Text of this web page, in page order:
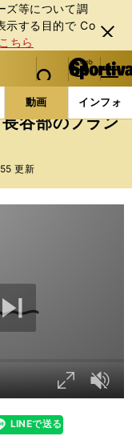
ズ等について調
⽰する⽬的で Co
ちら
閉じ
る
web Sportiva (webスポルティーバ)
検索
マイペ
ー
ジ
メニュ
動画 インフォ
怒りあらわに 長谷部
谷部のフラン
更新
LINEで送る